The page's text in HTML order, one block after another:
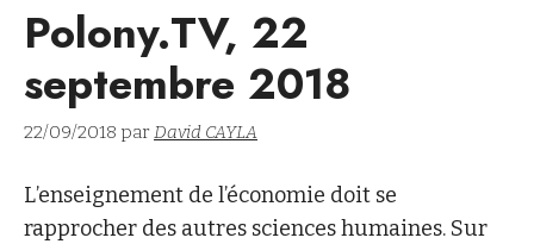
Polony.TV, 22
septembre 2018
22/09/2018 parDavid CAYLA
L’enseignement de l’économie doit se
rapprocher des autres sciences humaines. Sur